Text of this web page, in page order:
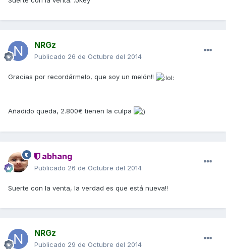
NRGz
Publicado 26 de Octubre del 2014
Gracias por recordármelo, que soy un melón!!
Añadido queda, 2.800€ tienen la culpa
abhang
Publicado 26 de Octubre del 2014
Suerte con la venta, la verdad es que está nueva!!
NRGz
Publicado 29 de Octubre del 2014